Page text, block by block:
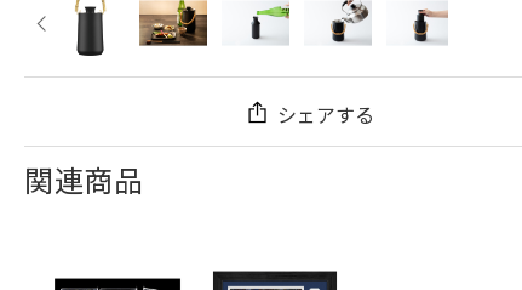
シェアする
関連商品